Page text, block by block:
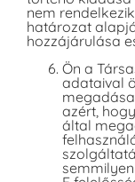
nem
határozat
hozzájárulása
Ön a
adataival
azért,
által